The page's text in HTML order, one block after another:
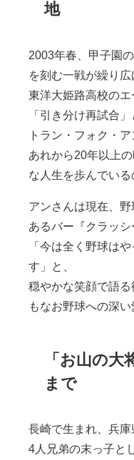
地
2003年春、甲子園
を刻む一戦が繰り広
東洋大姫路高校の
「引き分け再試合
トラン・フォク・ア
あれから20年以上
な人生を歩んでいる
アンさんは現在、
あるバー『クラッシ
「今は全く野球は
す」と、
穏やかな笑顔で語
もなお野球への深い
「お山の大
まで
長崎で生まれ、兵庫
4人兄弟の末っ子と